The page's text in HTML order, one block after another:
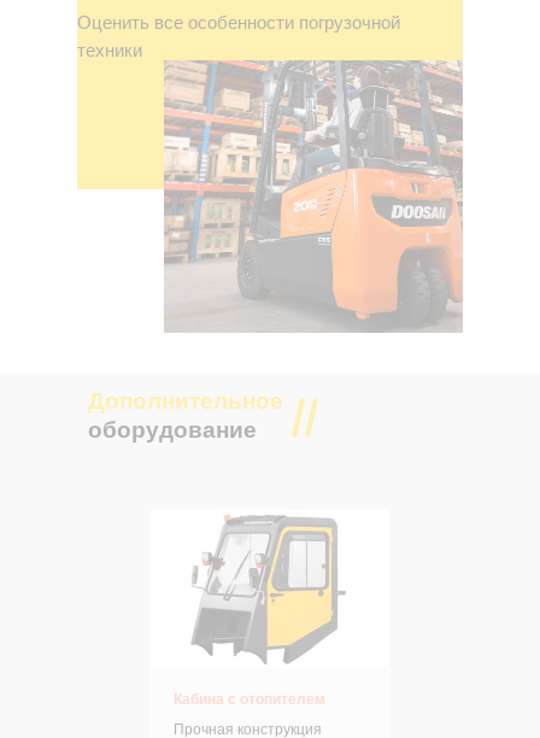
Оценить все особенности погрузочной
техники
Дополнительное
оборудование
Кабина с отопителем
Прочная конструкция